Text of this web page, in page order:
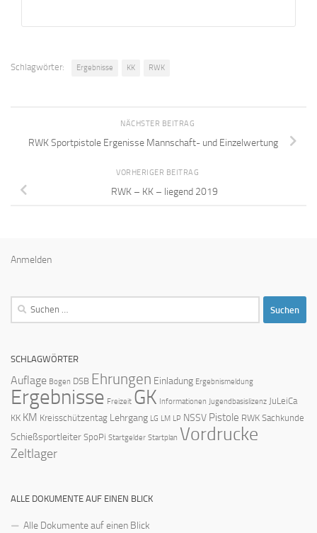
Schlagwörter: Ergebnisse KK RWK
NÄCHSTER BEITRAG
RWK Sportpistole Ergenisse Mannschaft- und Einzelwertung
VORHERIGER BEITRAG
RWK – KK – liegend 2019
Anmelden
Suchen
SCHLAGWÖRTER
Auflage Bogen DSB Ehrungen Einladung Ergebnismeldung
Ergebnisse Freizeit GK Informationen Jugendbasislizenz JuLeiCa
KK KM Kreisschützentag Lehrgang LG LM LP NSSV Pistole RWK Sachkunde
Schießsportleiter SpoPi Startgelder Startplan Vordrucke
Zeltlager
ALLE DOKUMENTE AUF EINEN BLICK
Alle Dokumente auf einen Blick